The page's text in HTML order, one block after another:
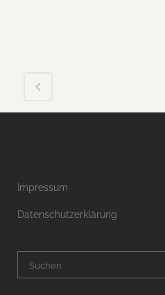
Impressum
Datenschutzerklärung